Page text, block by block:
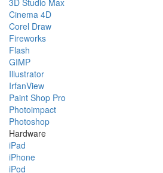
3D Studio Max
Cinema 4D
Corel Draw
Fireworks
Flash
GIMP
Illustrator
IrfanView
Paint Shop Pro
Photoimpact
Photoshop
Hardware
iPad
iPhone
iPod